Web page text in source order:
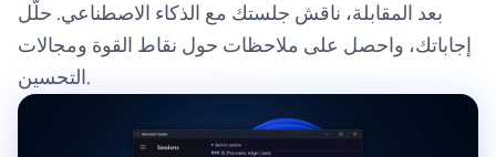
بعد المقابلة، ناقش جلستك مع الذكاء الاصطناعي. حلّل
إجاباتك، واحصل على ملاحظات حول نقاط القوة ومجالات
التحسين.